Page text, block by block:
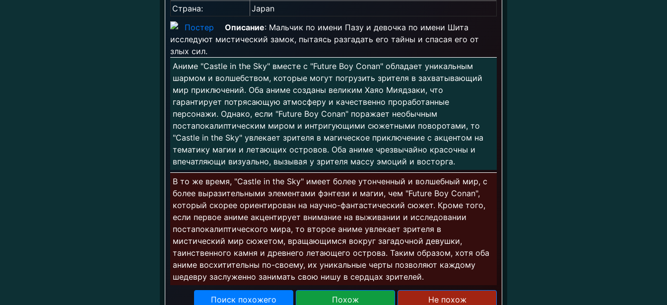
Страна:
Japan
Описание: Мальчик по имени Пазу и девочка по имени Шита
исследуют мистический замок, пытаясь разгадать его тайны и спасая его от
злых сил.
Аниме "Castle in the Sky" вместе с "Future Boy Conan" обладает уникальным
шармом и волшебством, которые могут погрузить зрителя в захватывающий
мир приключений. Оба аниме созданы великим Хаяо Миядзаки, что
гарантирует потрясающую атмосферу и качественно проработанные
персонажи. Однако, если "Future Boy Conan" поражает необычным
постапокалиптическим миром и интригующими сюжетными поворотами, то
"Castle in the Sky" увлекает зрителя в магическое приключение с акцентом на
тематику магии и летающих островов. Оба аниме чрезвычайно красочны и
впечатляющи визуально, вызывая у зрителя массу эмоций и восторга.
В то же время, "Castle in the Sky" имеет более утонченный и волшебный мир, с
более выразительными элементами фэнтези и магии, чем "Future Boy Conan",
который скорее ориентирован на научно-фантастический сюжет. Кроме того,
если первое аниме акцентирует внимание на выживании и исследовании
постапокалиптического мира, то второе аниме увлекает зрителя в
мистический мир сюжетом, вращающимся вокруг загадочной девушки,
таинственного камня и древнего летающего острова. Таким образом, хотя оба
аниме восхитительны по-своему, их уникальные черты позволяют каждому
шедевру заслуженно занимать свою нишу в сердцах зрителей.
Поиск похожего Похож Не похож